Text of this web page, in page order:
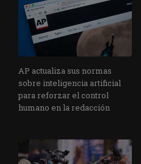
AP actualiza sus normas
sobre inteligencia artificial
para reforzar el control
humano en la redacción